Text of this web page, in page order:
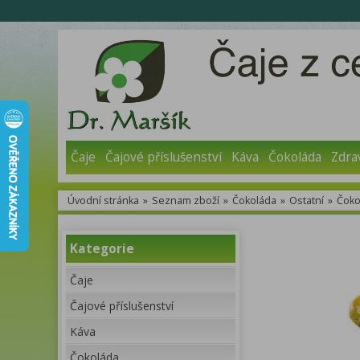
Čaje Čajové příslušenství Káva Čokoláda
Úvodní stránka » Seznam zboží » Čokoláda » Ostatní »
Kategorie
Čaje
Čajové příslušenství
Káva